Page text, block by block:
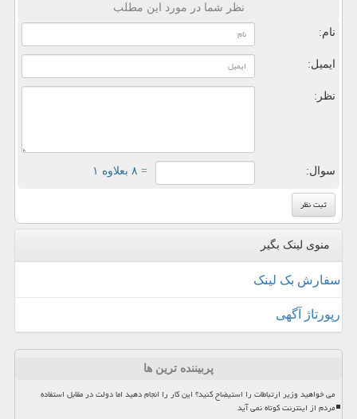
نظر شما در مورد این مطلب
نام:
ایمیل:
نظر:
سوال: = ۸ بعلاوه ۱
منوی لینک بگیر
سفارش بک لینک
رپورتاژ آگهی
پربیننده ترین ها
می خواهید وزیر ارتباطات را استیضاح کنید؟ این کار را انجام دهید اما دولت در مقابل استفاده
مردم از اینترنت کوتاه نمی آید